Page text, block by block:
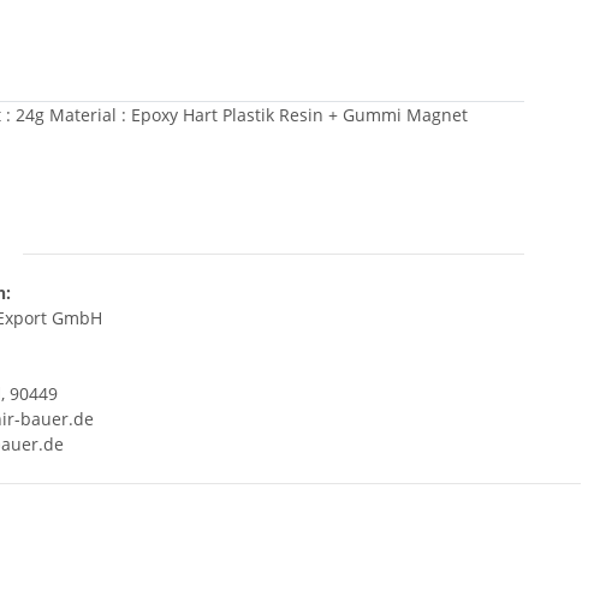
24g Material : Epoxy Hart Plastik Resin + Gummi Magnet
GmbH
90449
bauer.de